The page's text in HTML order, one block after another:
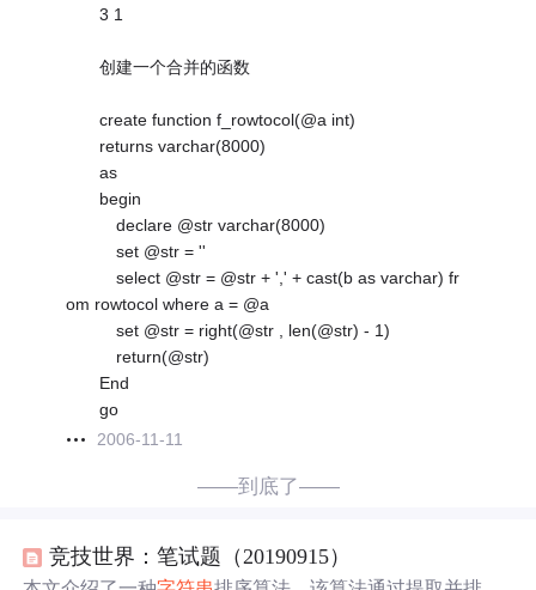
3 1
创建一个合并的函数
create function f_rowtocol(@a int)
returns varchar(8000)
as
begin
declare @str varchar(8000)
set @str = ''
select @str = @str + ',' + cast(b as varchar) fr
om rowtocol where a = @a
set @str = right(@str , len(@str) - 1)
return(@str)
End
go
2006-11-11
——到底了——
竞技世界：笔试题（20190915）